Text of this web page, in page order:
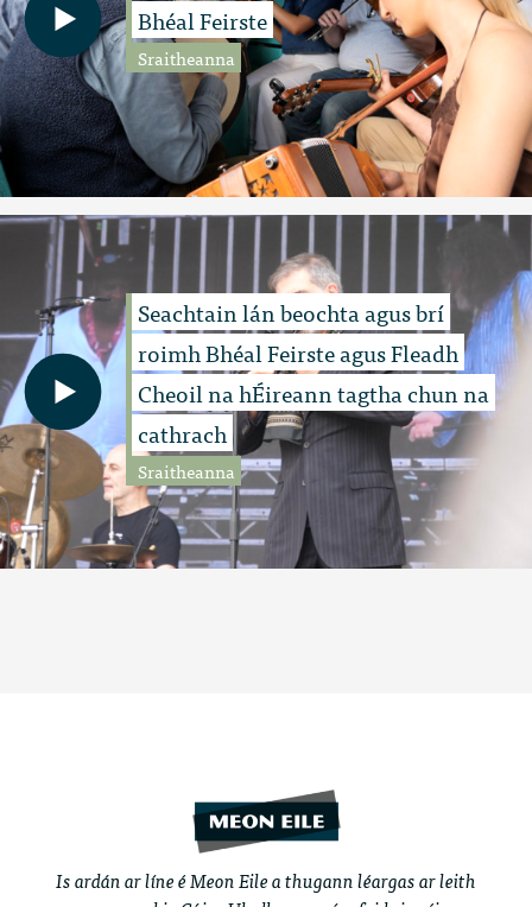
Bhéal Feirste
Sraitheanna
Seachtain lán beochta agus brí
roimh Bhéal Feirste agus Fleadh
Cheoil na hÉireann tagtha chun na
cathrach
Sraitheanna
Is ardán ar líne é Meon Eile a thugann léargas ar leith